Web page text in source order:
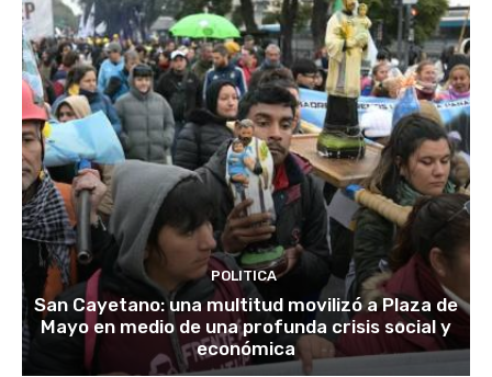
POLITICA
San Cayetano: una multitud movilizó a Plaza de
Mayo en medio de una profunda crisis social y
económica